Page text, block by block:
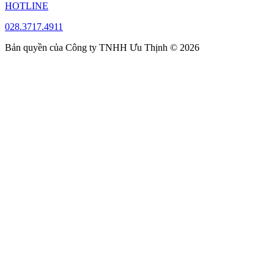
HOTLINE
028.3717.4911
Bản quyền của Công ty TNHH Ưu Thịnh © 2026